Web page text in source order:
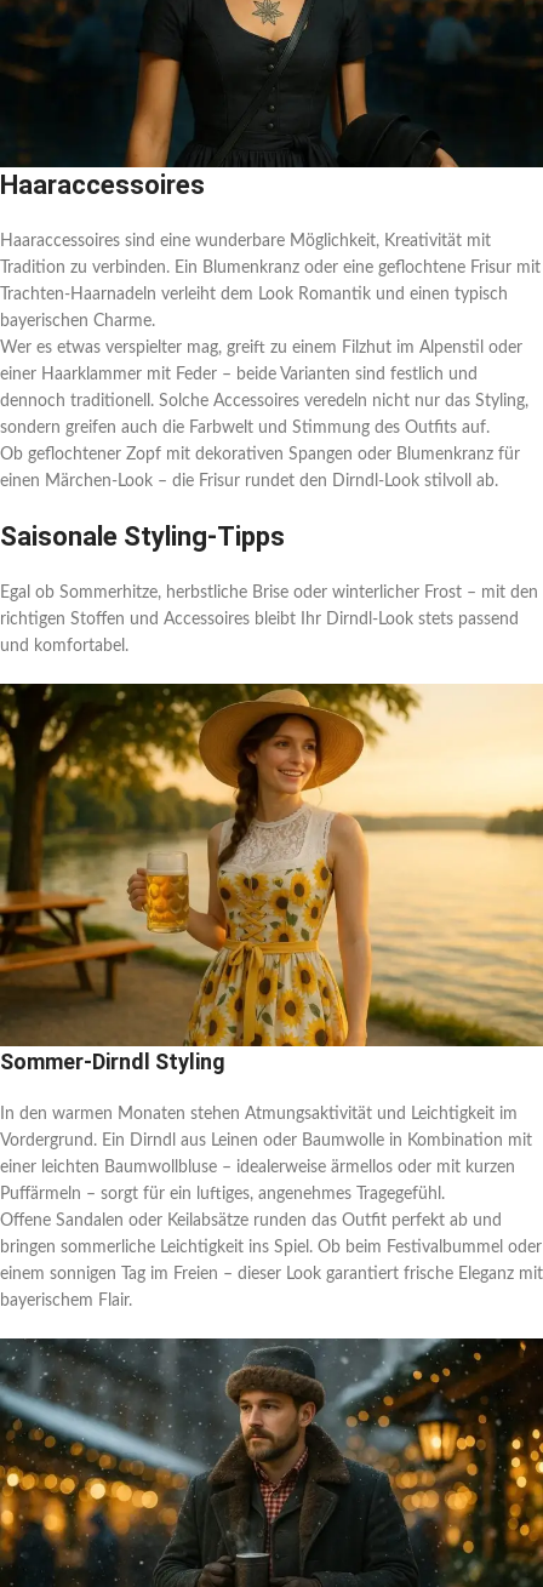
Haaraccessoires
Haaraccessoires sind eine wunderbare Möglichkeit, Kreativität mit
Tradition zu verbinden. Ein Blumenkranz oder eine geflochtene Frisur mit
Trachten-Haarnadeln verleiht dem Look Romantik und einen typisch
bayerischen Charme.
Wer es etwas verspielter mag, greift zu einem Filzhut im Alpenstil oder
einer Haarklammer mit Feder – beide Varianten sind festlich und
dennoch traditionell. Solche Accessoires veredeln nicht nur das Styling,
sondern greifen auch die Farbwelt und Stimmung des Outfits auf.
Ob geflochtener Zopf mit dekorativen Spangen oder Blumenkranz für
einen Märchen-Look – die Frisur rundet den Dirndl-Look stilvoll ab.
Saisonale Styling-Tipps
Egal ob Sommerhitze, herbstliche Brise oder winterlicher Frost – mit den
richtigen Stoffen und Accessoires bleibt Ihr Dirndl-Look stets passend
und komfortabel.
Sommer-Dirndl Styling
In den warmen Monaten stehen Atmungsaktivität und Leichtigkeit im
Vordergrund. Ein Dirndl aus Leinen oder Baumwolle in Kombination mit
einer leichten Baumwollbluse – idealerweise ärmellos oder mit kurzen
Puffärmeln – sorgt für ein luftiges, angenehmes Tragegefühl.
Offene Sandalen oder Keilabsätze runden das Outfit perfekt ab und
bringen sommerliche Leichtigkeit ins Spiel. Ob beim Festivalbummel oder
einem sonnigen Tag im Freien – dieser Look garantiert frische Eleganz mit
bayerischem Flair.